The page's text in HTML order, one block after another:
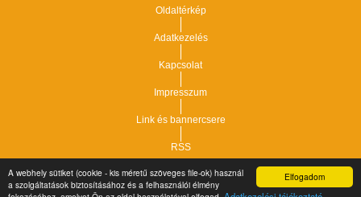
Elfogadom
A webhely sütiket (cookie - kis méretű szöveges file-ok) használ
a szolgáltatások biztosításához és a felhasználói élmény
Oldaltérkép
Adatkezelés
Kapcsolat
Impresszum
Link és bannercsere
RSS
Copyright © 2021.Vár-Köz Kft. - Ingatlan nyilvántartó, ügyviteli és